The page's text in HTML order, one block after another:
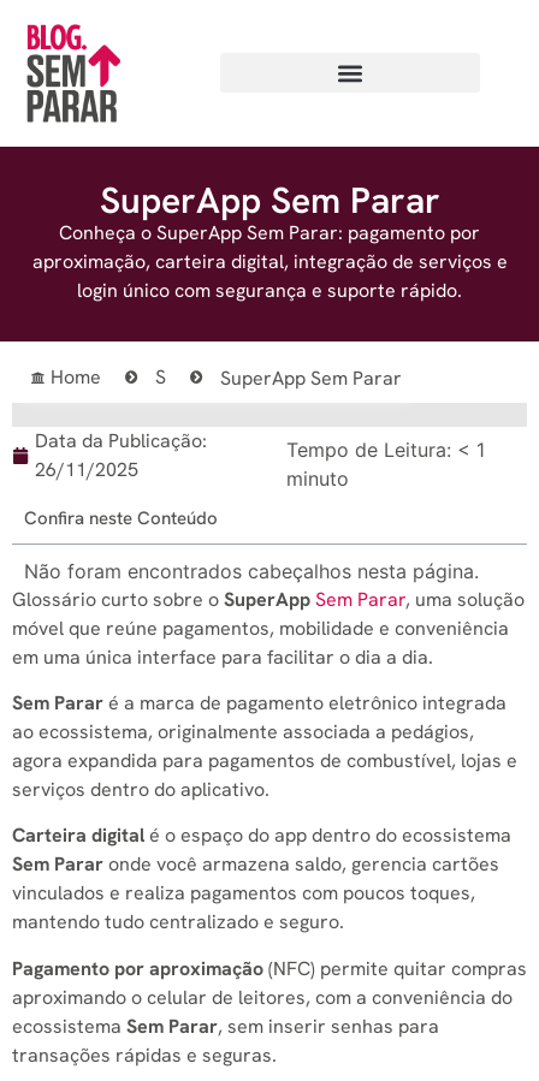
SuperApp Sem Parar
Conheça o SuperApp Sem Parar: pagamento por
aproximação, carteira digital, integração de serviços e
login único com segurança e suporte rápido.
Home S SuperApp Sem Parar
Data da Publicação:
26/11/2025
Tempo de Leitura: < 1
minuto
Confira neste Conteúdo
Não foram encontrados cabeçalhos nesta página.
Glossário curto sobre oSuperAppSem Parar, uma solução
móvel que reúne pagamentos, mobilidade e conveniência
em uma única interface para facilitar o dia a dia.
Sem Pararé a marca de pagamento eletrônico integrada
ao ecossistema, originalmente associada a pedágios,
agora expandida para pagamentos de combustível, lojas e
serviços dentro do aplicativo.
Carteira digitalé o espaço do app dentro do ecossistema
Sem Pararonde você armazena saldo, gerencia cartões
vinculados e realiza pagamentos com poucos toques,
mantendo tudo centralizado e seguro.
Pagamento por aproximação(NFC) permite quitar compras
aproximando o celular de leitores, com a conveniência do
ecossistema Sem Parar, sem inserir senhas para
transações rápidas e seguras.